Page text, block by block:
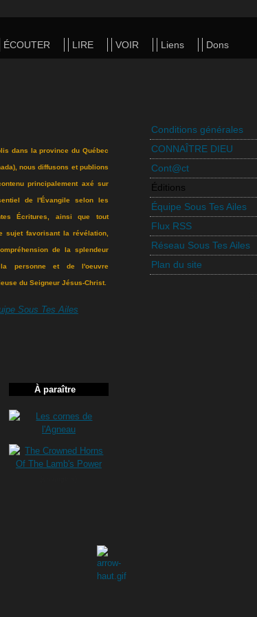
ÉCOUTER LIRE VOIR Liens Dons
Conditions générales
CONNAÎTRE DIEU
Cont@ct
Éditions
Équipe Sous Tes Ailes
Flux RSS
Réseau Sous Tes Ailes
Plan du site
dans la province du Québec
nous diffusons et publions
principalement axé sur
de l'Évangile selon les
Écritures, ainsi que tout
sujet favorisant la révélation,
de la splendeur
personne et de l'oeuvre
du Seigneur Jésus-Christ.
Sous Tes Ailes
À paraître